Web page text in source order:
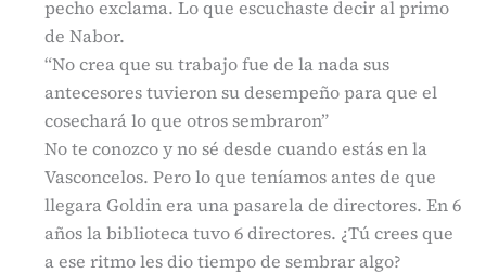
pecho exclama. Lo que escuchaste decir al primo
de Nabor.
“No crea que su trabajo fue de la nada sus
antecesores tuvieron su desempeño para que el
cosechará lo que otros sembraron”
No te conozco y no sé desde cuando estás en la
Vasconcelos. Pero lo que teníamos antes de que
llegara Goldin era una pasarela de directores. En 6
años la biblioteca tuvo 6 directores. ¿Tú crees que
a ese ritmo les dio tiempo de sembrar algo?